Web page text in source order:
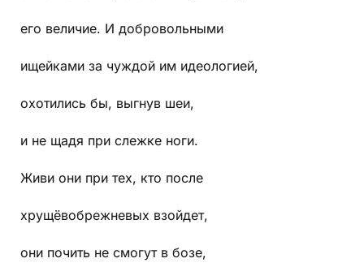
его величие. И добровольными
ищейками за чуждой им идеологией,
охотились бы, выгнув шеи,
и не щадя при слежке ноги.
Живи они при тех, кто после
хрущёвобрежневых взойдет,
они почить не смогут в бозе,